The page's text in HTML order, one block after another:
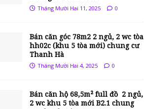
Tháng Mười Hai 11, 2025 0
Bán căn góc 78m2 2 ngủ, 2 wc tòa
hh02c (khu 5 tòa mới) chung cư
Thanh Hà
Tháng Mười Hai 4, 2025 0
Bán căn hộ 68,5m² full đồ 2 ngủ,
2 wc khu 5 tòa mới B2.1 chung